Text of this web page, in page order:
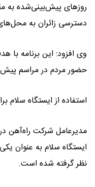
روزهای پیش‌بینی‌شده به
دسترسی زائران به
وی افزود: این برنامه با
حضور مردم در مراسم
استفاده از ایستگاه
مدیرعامل شرکت راه‌آهن
ایستگاه سلام به عنوان
نظر گرفته شده است.